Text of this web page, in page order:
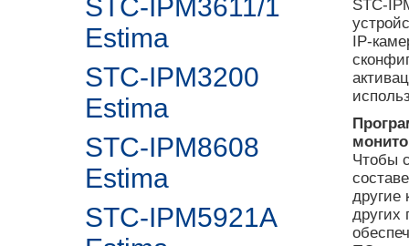
STC-IPM3611/1
Estima
STC-IPM3200
Estima
STC-IPM8608
Estima
STC-IPM5921A
STC-
IP-
Чтобы
другие
других